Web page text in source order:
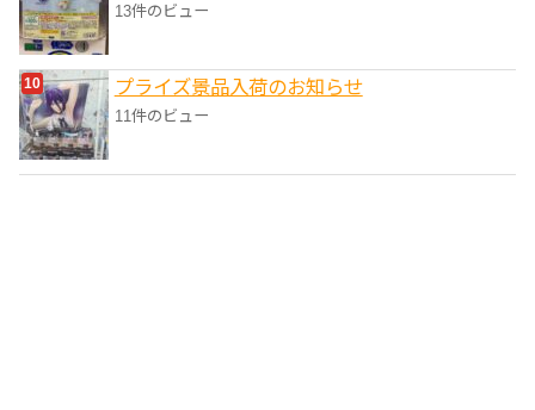
13件のビュー
プライズ景品入荷のお知らせ
11件のビュー